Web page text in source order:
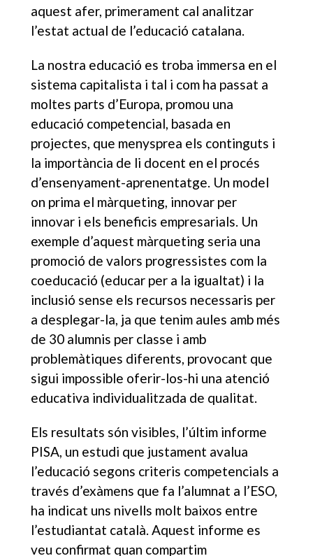
aquest afer, primerament cal analitzar
l’estat actual de l’educació catalana.
La nostra educació es troba immersa en el
sistema capitalista i tal i com ha passat a
moltes parts d’Europa, promou una
educació competencial, basada en
projectes, que menysprea els continguts i
la importància de li docent en el procés
d’ensenyament-aprenentatge. Un model
on prima el màrqueting, innovar per
innovar i els beneficis empresarials. Un
exemple d’aquest màrqueting seria una
promoció de valors progressistes com la
coeducació (educar per a la igualtat) i la
inclusió sense els recursos necessaris per
a desplegar-la, ja que tenim aules amb més
de 30 alumnis per classe i amb
problemàtiques diferents, provocant que
sigui impossible oferir-los-hi una atenció
educativa individualitzada de qualitat.
Els resultats són visibles, l’últim informe
PISA, un estudi que justament avalua
l’educació segons criteris competencials a
través d’exàmens que fa l’alumnat a l’ESO,
ha indicat uns nivells molt baixos entre
l’estudiantat català. Aquest informe es
veu confirmat quan compartim